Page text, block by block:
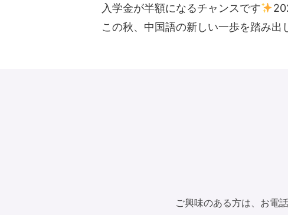
入学金が半額になるチャンスです
この秋、中国語の新しい一歩を踏み出
ご興味のある方は、お電